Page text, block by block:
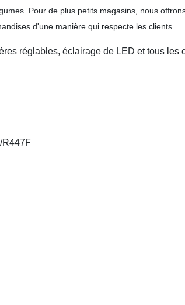
Pour de plus petits magasins, nous
d'une manière qui respecte les clients.
réglables, éclairage de LED et tous les
R447F